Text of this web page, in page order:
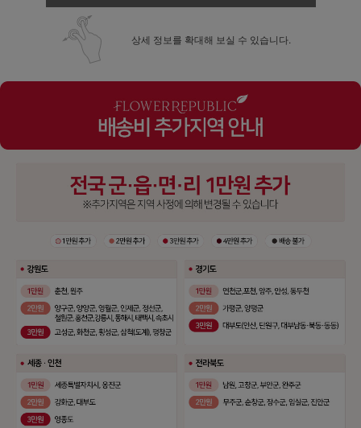
상세 정보를 확대해 보실 수 있습니다.